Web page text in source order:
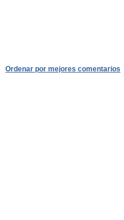
Ordenar por mejores comentarios